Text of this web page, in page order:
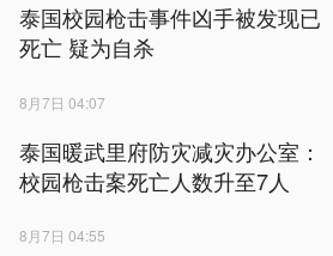
泰国校园枪击事件凶手被发现已
死亡 疑为自杀
8月7日 04:07
泰国暖武里府防灾减灾办公室：
校园枪击案死亡人数升至7人
8月7日 04:55